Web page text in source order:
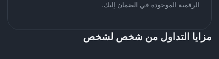
الرقمية الموجودة في الضمان إليك.
مزايا التداول من شخص لشخص